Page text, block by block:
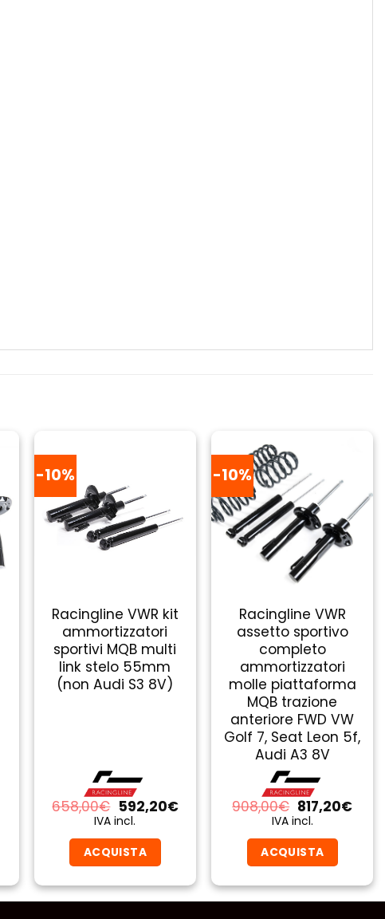
-10%
Racingline VWR kit
ammortizzatori
sportivi MQB multi
link stelo 55mm
(non Audi S3 8V)
658,00€ Il
prezzo
era:
658,00€.
592,20€Il
IVA incl.
ACQUISTA
-10%
Racingline VWR
assetto sportivo
completo
ammortizzatori
molle piattaforma
MQB trazione
anteriore FWD VW
Golf 7, Seat Leon 5f,
Audi A3 8V
908,00€ Il
prezzo
era:
908,00€.
817,20€Il
IVA incl.
ACQUISTA